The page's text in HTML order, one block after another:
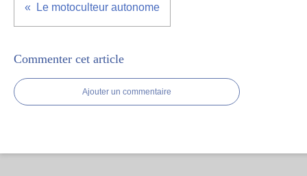
Le motoculteur autonome
Commenter cet article
Ajouter un commentaire